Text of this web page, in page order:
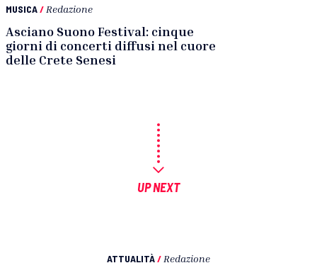
MUSICA/ Redazione
Asciano Suono Festival: cinque
giorni di concerti diffusi nel cuore
delle Crete Senesi
UP NEXT
ATTUALITÀ/ Redazione